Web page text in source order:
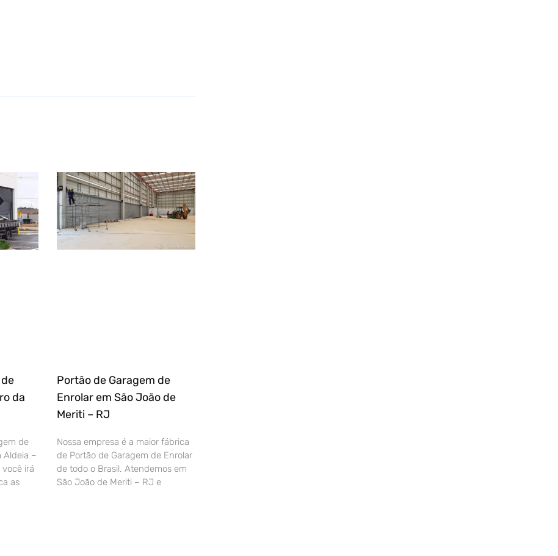
da
de
Aldeia –
irá
as
Portão de Garagem de
Enrolar em São João de
Meriti – RJ
Nossa empresa é a maior fábrica
de Portão de Garagem de Enrolar
de todo o Brasil. Atendemos em
São João de Meriti – RJ e